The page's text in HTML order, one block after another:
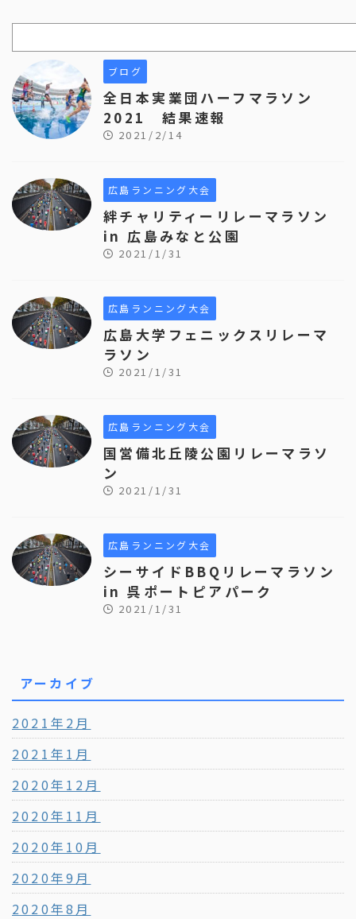
ブログ
全日本実業団ハーフマラソン
2021 結果速報
2021/2/14
広島ランニング大会
絆チャリティーリレーマラソン
in 広島みなと公園
2021/1/31
広島ランニング大会
広島大学フェニックスリレーマ
ラソン
2021/1/31
広島ランニング大会
国営備北丘陵公園リレーマラソ
ン
2021/1/31
広島ランニング大会
シーサイドBBQリレーマラソン
in 呉ポートピアパーク
2021/1/31
アーカイブ
2021年2月
2021年1月
2020年12月
2020年11月
2020年10月
2020年9月
2020年8月